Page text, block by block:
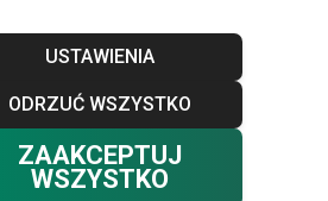
USTAWIENIA
ODRZUĆ WSZYSTKO
ZAAKCEPTUJ
WSZYSTKO
Klub TESCOMA Kontakt
się
0 Twój koszyk
0,00 zł